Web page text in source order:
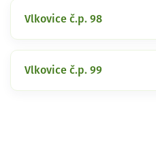
Vlkovice č.p. 98
Vlkovice č.p. 99